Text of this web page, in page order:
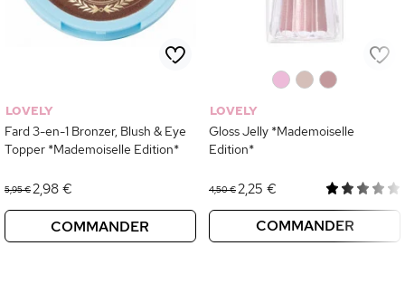
LOVELY
Fard 3-en-1 Bronzer, Blush & Eye
Topper *Mademoiselle Edition*
5,95 €2,98 €
COMMANDER
LOVELY
Gloss Jelly *Mademoiselle
Edition*
4,50 €2,25 €
COMMANDER